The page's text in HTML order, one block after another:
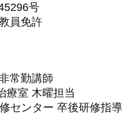
号
員免許
常勤講師
療室 木曜担当
センター 卒後研修指導